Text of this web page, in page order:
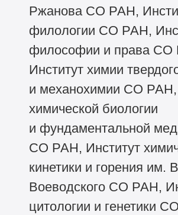
Ржанова СО РАН,
филологии СО РАН,
философии и права СО
Институт химии
и механохимии СО РАН,
химической биологии
и фундаментальной
СО РАН, Институт
кинетики и горения им.
Воеводского СО РАН,
цитологии и генетики